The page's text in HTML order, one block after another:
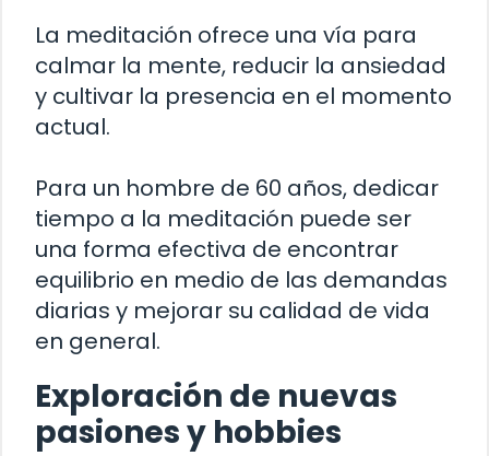
La meditación ofrece una vía para
calmar la mente, reducir la ansiedad
y cultivar la presencia en el momento
actual.
Para un hombre de 60 años, dedicar
tiempo a la meditación puede ser
una forma efectiva de encontrar
equilibrio en medio de las demandas
diarias y mejorar su calidad de vida
en general.
Exploración de nuevas
pasiones y hobbies